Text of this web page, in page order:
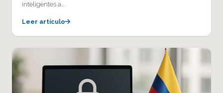
inteligentes a…
Leer artículo